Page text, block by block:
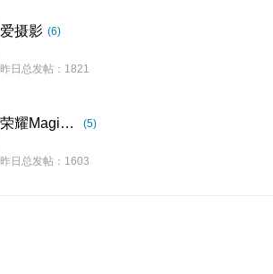
爱摄影 (6)
昨日总发帖：1821
荣耀Magic8系列 (5)
昨日总发帖：1603